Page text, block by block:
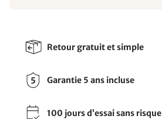
Retour gratuit et simple
Garantie 5 ans incluse
100 jours d’essai sans risque